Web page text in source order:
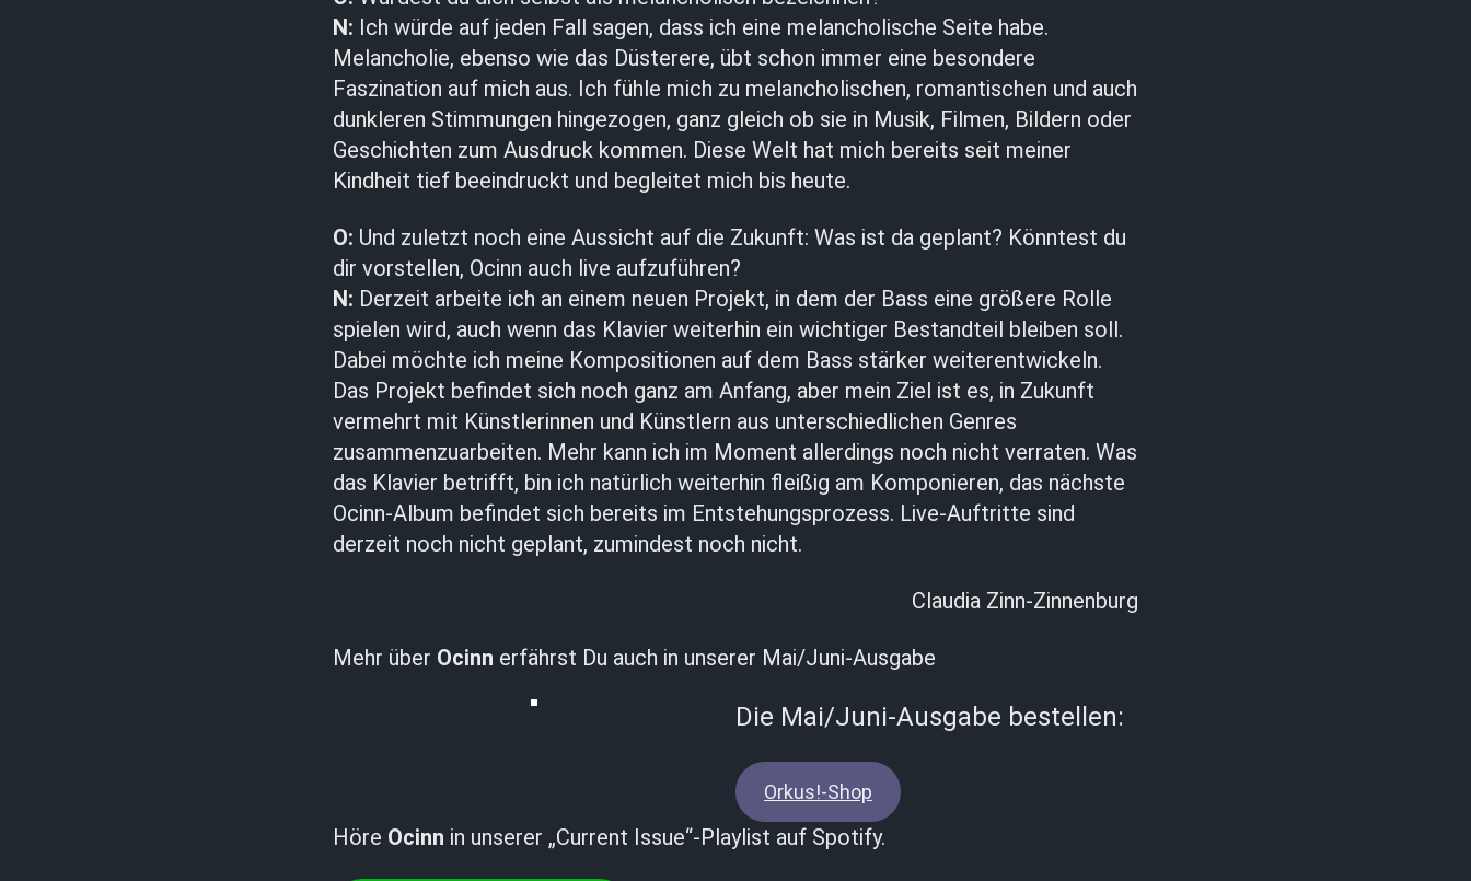
N: Ich würde auf jeden Fall sagen, dass ich eine melancholische Seite habe.
Melancholie, ebenso wie das Düsterere, übt schon immer eine besondere
Faszination auf mich aus. Ich fühle mich zu melancholischen, romantischen und auch
dunkleren Stimmungen hingezogen, ganz gleich ob sie in Musik, Filmen, Bildern oder
Geschichten zum Ausdruck kommen. Diese Welt hat mich bereits seit meiner
Kindheit tief beeindruckt und begleitet mich bis heute.
O: Und zuletzt noch eine Aussicht auf die Zukunft: Was ist da geplant? Könntest du
dir vorstellen, Ocinn auch live aufzuführen?
N: Derzeit arbeite ich an einem neuen Projekt, in dem der Bass eine größere Rolle
spielen wird, auch wenn das Klavier weiterhin ein wichtiger Bestandteil bleiben soll.
Dabei möchte ich meine Kompositionen auf dem Bass stärker weiterentwickeln.
Das Projekt befindet sich noch ganz am Anfang, aber mein Ziel ist es, in Zukunft
vermehrt mit Künstlerinnen und Künstlern aus unterschiedlichen Genres
zusammenzuarbeiten. Mehr kann ich im Moment allerdings noch nicht verraten. Was
das Klavier betrifft, bin ich natürlich weiterhin fleißig am Komponieren, das nächste
Ocinn-Album befindet sich bereits im Entstehungsprozess. Live-Auftritte sind
derzeit noch nicht geplant, zumindest noch nicht.
Claudia Zinn-Zinnenburg
Mehr über Ocinn erfährst Du auch in unserer Mai/Juni-Ausgabe
Die Mai/Juni-Ausgabe bestellen:
Orkus!-Shop
Höre Ocinn in unserer „Current Issue“-Playlist auf Spotify.